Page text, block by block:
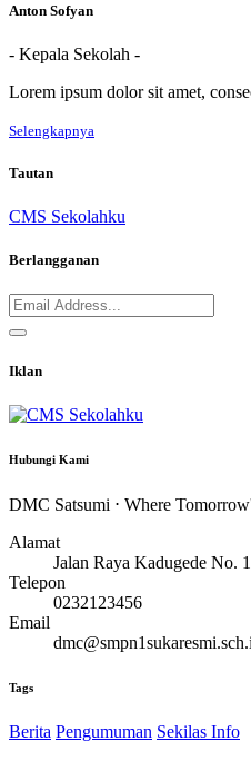
Anton Sofyan
- Kepala Sekolah -
Lorem ipsum dolor sit amet,
Selengkapnya
Tautan
CMS Sekolahku
Berlangganan
Iklan
Hubungi Kami
DMC Satsumi ⋅ Where
Alamat
Jalan Raya Kadugede No.
Telepon
0232123456
Email
Tags
Berita Pengumuman Sekilas Info